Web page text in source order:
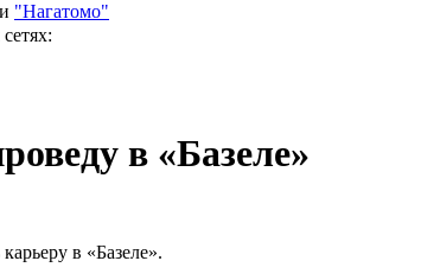
"Нагатомо"
в «Базеле»
в «Базеле».